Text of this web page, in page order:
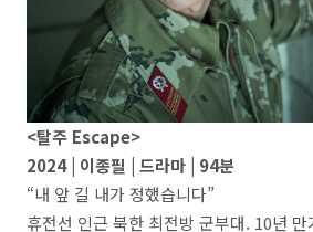
<탈주 Escape>
2024 | 이종필 | 드라마 | 94분
“내 앞 길 내가 정했습니다”
휴전선 인근 북한 최전방 군부대. 10년